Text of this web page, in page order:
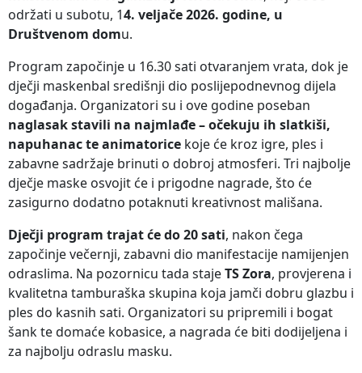
održati u subotu, 14. veljače 2026. godine, u
Društvenom domu.
Program započinje u 16.30 sati otvaranjem vrata, dok je
dječji maskenbal središnji dio poslijepodnevnog dijela
događanja. Organizatori su i ove godine poseban
naglasak stavili na najmlađe – očekuju ih slatkiši,
napuhanac te animatorice koje će kroz igre, ples i
zabavne sadržaje brinuti o dobroj atmosferi. Tri najbolje
dječje maske osvojit će i prigodne nagrade, što će
zasigurno dodatno potaknuti kreativnost mališana.
Dječji program trajat će do 20 sati, nakon čega
započinje večernji, zabavni dio manifestacije namijenjen
odraslima. Na pozornicu tada stajeTS Zora, provjerena i
kvalitetna tamburaška skupina koja jamči dobru glazbu i
ples do kasnih sati. Organizatori su pripremili i bogat
šank te domaće kobasice, a nagrada će biti dodijeljena i
za najbolju odraslu masku.